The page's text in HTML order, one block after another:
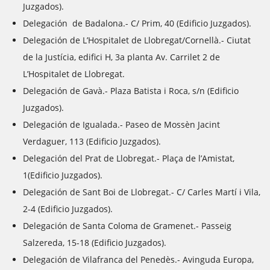
Juzgados).
Delegación de Badalona.- C/ Prim, 40 (Edificio Juzgados).
Delegación de L’Hospitalet de Llobregat/Cornellà.- Ciutat
de la Justícia, edifici H, 3a planta Av. Carrilet 2 de
L’Hospitalet de Llobregat.
Delegación de Gavà.- Plaza Batista i Roca, s/n (Edificio
Juzgados).
Delegación de Igualada.- Paseo de Mossèn Jacint
Verdaguer, 113 (Edificio Juzgados).
Delegación del Prat de Llobregat.- Plaça de l’Amistat,
1(Edificio Juzgados).
Delegación de Sant Boi de Llobregat.- C/ Carles Martí i Vila,
2-4 (Edificio Juzgados).
Delegación de Santa Coloma de Gramenet.- Passeig
Salzereda, 15-18 (Edificio Juzgados).
Delegación de Vilafranca del Penedès.- Avinguda Europa,